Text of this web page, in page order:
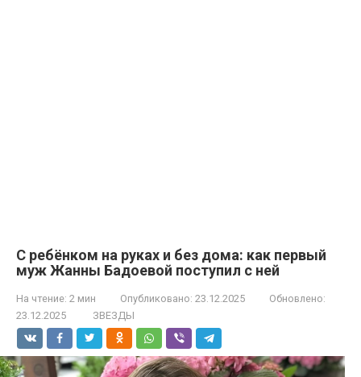
С ребёнком на руках и без дома: как первый
муж Жанны Бадоевой поступил с ней
На чтение: 2 мин Опубликовано: 23.12.2025
Обновлено:
23.12.2025
ЗВЕЗДЫ